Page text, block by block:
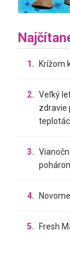
1. Krížom
2. Veľký
zdravie
3.
4.
5. Fresh